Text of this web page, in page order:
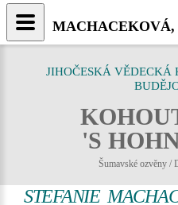
JIHOČESKÁ VĚDECKÁ
'S
Šumavské ozvěny /
STEFANIE
MACHACEKOVÁ,